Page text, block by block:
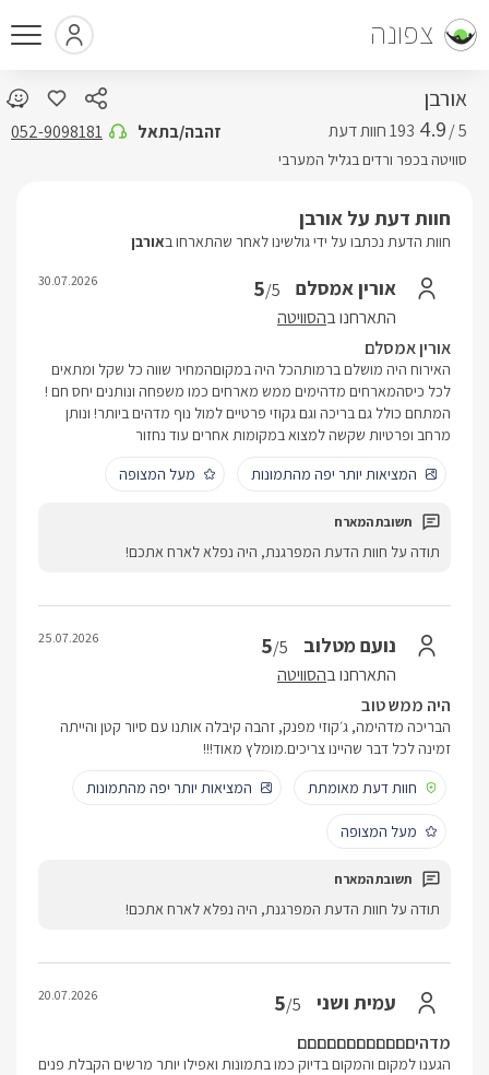
צפונה
אורבן
5 /
4.9
סוויטה בכפר ורדים בגליל המערבי
זהבה/בתאל 052-9098181
חוות דעת על אורבן
חוות הדעת נכתבו על ידי גולשינו לאחר שהתארחו באורבן
אורין אמסלם 5/5
התארחנו בהסוויטה
30.07.2026
אורין אמסלם
האירוח היה מושלם ברמותהכל היה במקוםהמחיר שווה כל שקל ומתאים
לכל כיסהמארחים מדהימים ממש מארחים כמו משפחה ונותנים יחס חם !
המתחם כולל גם בריכה וגם גקוזי פרטיים למול נוף מדהים ביותר! ונותן
מרחב ופרטיות שקשה למצוא במקומות אחרים עוד נחזור
המציאות יותר יפה מהתמונות
מעל המצופה
תודה על חוות הדעת המפרגנת, היה נפלא לארח אתכם!
נועם מטלוב 5/5
התארחנו בהסוויטה
25.07.2026
היה ממש טוב
הבריכה מדהימה, ג׳קוזי מפנק, זהבה קיבלה אותנו עם סיור קטן והייתה
זמינה לכל דבר שהיינו צריכים.מומלץ מאוד!!!
חוות דעת מאומתת
המציאות יותר יפה מהתמונות
מעל המצופה
תודה על חוות הדעת המפרגנת, היה נפלא לארח אתכם!
עמית ושני 5/5
20.07.2026
מדהיםםםםםםםםםםםם
הגענו למקום והמקום בדיוק כמו בתמונות ואפילו יותר מרשים הקבלת פנים